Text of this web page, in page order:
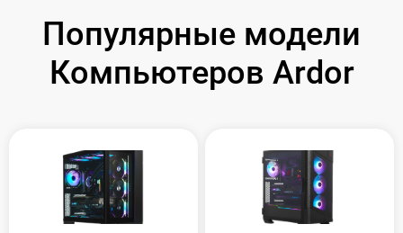
Популярные модели
Компьютеров Ardor